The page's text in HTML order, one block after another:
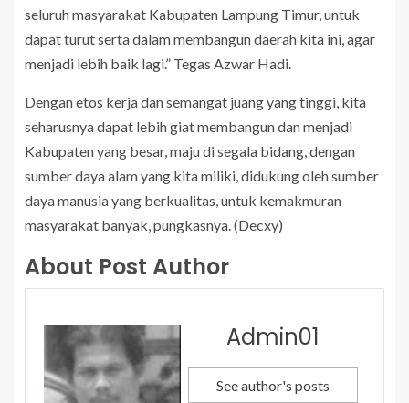
seluruh masyarakat Kabupaten Lampung Timur, untuk
dapat turut serta dalam membangun daerah kita ini, agar
menjadi lebih baik lagi.” Tegas Azwar Hadi.
Dengan etos kerja dan semangat juang yang tinggi, kita
seharusnya dapat lebih giat membangun dan menjadi
Kabupaten yang besar, maju di segala bidang, dengan
sumber daya alam yang kita miliki, didukung oleh sumber
daya manusia yang berkualitas, untuk kemakmuran
masyarakat banyak, pungkasnya. (Decxy)
About Post Author
Admin01
See author's posts